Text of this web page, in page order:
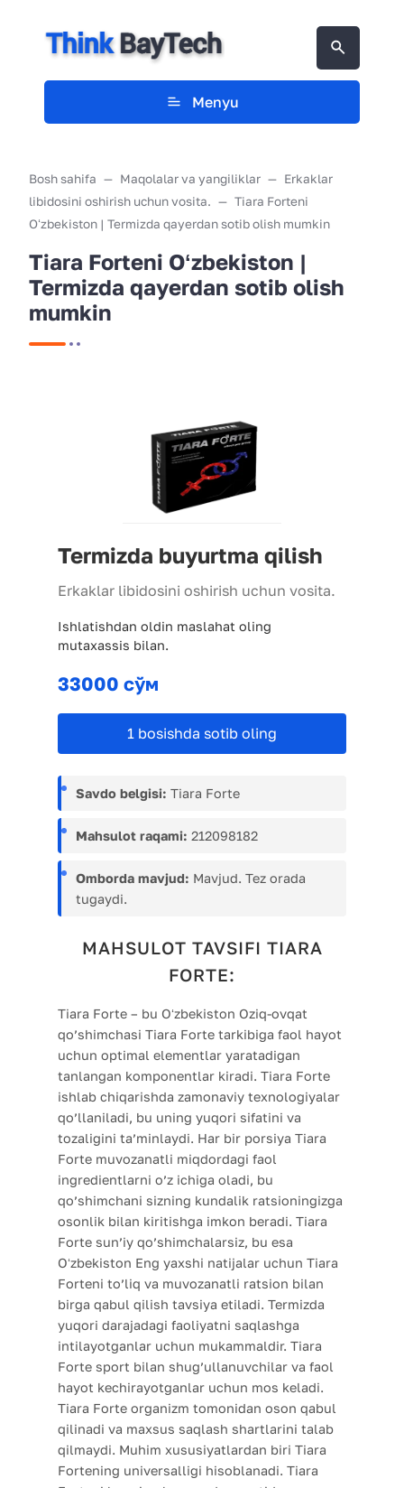
Menyu
Bosh sahifa Maqolalar va yangiliklar
Erkaklar
libidosini oshirish uchun vosita.
Tiara Forteni
Oʻzbekiston | Termizda qayerdan sotib olish mumkin
Tiara Forteni Oʻzbekiston |
Termizda qayerdan sotib olish
mumkin
Termizda buyurtma qilish
Erkaklar libidosini oshirish uchun vosita.
Ishlatishdan oldin maslahat oling
mutaxassis bilan.
33000 сўм
1 bosishda sotib oling
Savdo belgisi: Tiara Forte
Mahsulot raqami: 212098182
Omborda mavjud: Mavjud. Tez orada
tugaydi.
MAHSULOT TAVSIFI TIARA
FORTE:
Tiara Forte – bu Oʻzbekiston Oziq-ovqat
qo’shimchasi Tiara Forte tarkibiga faol hayot
uchun optimal elementlar yaratadigan
tanlangan komponentlar kiradi. Tiara Forte
ishlab chiqarishda zamonaviy texnologiyalar
qo’llaniladi, bu uning yuqori sifatini va
tozaligini ta’minlaydi. Har bir porsiya Tiara
Forte muvozanatli miqdordagi faol
ingredientlarni o’z ichiga oladi, bu
qo’shimchani sizning kundalik ratsioningizga
osonlik bilan kiritishga imkon beradi. Tiara
Forte sun’iy qo’shimchalarsiz, bu esa
Oʻzbekiston Eng yaxshi natijalar uchun Tiara
Forteni to’liq va muvozanatli ratsion bilan
birga qabul qilish tavsiya etiladi. Termizda
yuqori darajadagi faoliyatni saqlashga
intilayotganlar uchun mukammaldir. Tiara
Forte sport bilan shug’ullanuvchilar va faol
hayot kechirayotganlar uchun mos keladi.
Tiara Forte organizm tomonidan oson qabul
qilinadi va maxsus saqlash shartlarini talab
qilmaydi. Muhim xususiyatlardan biri Tiara
Fortening universalligi hisoblanadi. Tiara